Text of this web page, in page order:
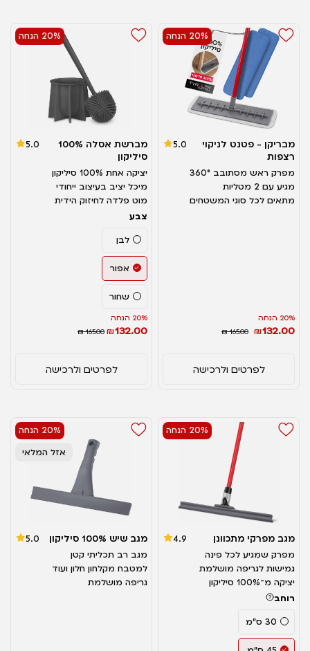
20% הנחה
מבריקן - פטנט לניקוי
רצפות
5.0
מפרק ראש מסתובב 360°
מגיע עם 2 מטליות
מתאים לכל סוגי המשטחים
20% הנחה
₪132.00
₪ 165.00
לפרטים ולרכישה
20% הנחה
מברשת אסלה 100%
סיליקון
5.0
יציקה אחת 100% סיליקון
מיכל יציב בעיצוב ייחודי
מוט פלדה לחיזוק הידית
צבע
לבן
אפור
שחור
20% הנחה
₪132.00
₪ 165.00
לפרטים ולרכישה
20% הנחה
מגב מפרקי מתכוונן
4.9
מפרק שמגיע לכל פינה
גמישות לגריפה מושלמת
יציקה מ־100% סיליקון
רוחב
30 ס"מ
20% הנחה
אזל המלאי
מגב שיש 100% סיליקון
5.0
מגב רב תכליתי קטן
למטבח מקלחון חלון ועוד
גריפה מושלמת